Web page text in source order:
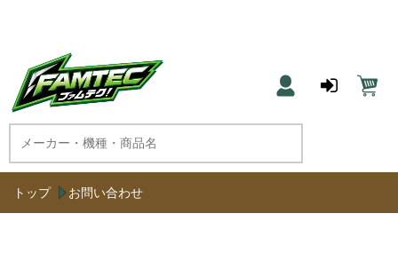
トップ お問い合わせ